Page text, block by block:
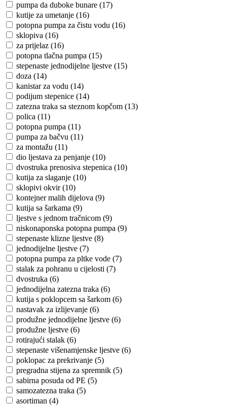
pumpa da duboke bunare (17)
kutije za umetanje (16)
potopna pumpa za čistu vodu (16)
sklopiva (16)
za prijelaz (16)
potopna tlačna pumpa (15)
stepenaste jednodijelne ljestve (15)
doza (14)
kanistar za vodu (14)
podijum stepenice (14)
zatezna traka sa steznom kopčom (13)
polica (11)
potopna pumpa (11)
pumpa za bačvu (11)
za montažu (11)
dio ljestava za penjanje (10)
dvostruka prenosiva stepenica (10)
kutija za slaganje (10)
sklopivi okvir (10)
kontejner malih dijelova (9)
kutija sa šarkama (9)
ljestve s jednom tračnicom (9)
niskonaponska potopna pumpa (9)
stepenaste klizne ljestve (8)
jednodijelne ljestve (7)
potopna pumpa za pltke vode (7)
stalak za pohranu u cijelosti (7)
dvostruka (6)
jednodijelna zatezna traka (6)
kutija s poklopcem sa šarkom (6)
nastavak za izlijevanje (6)
produžne jednodijelne ljestve (6)
produžne ljestve (6)
rotirajući stalak (6)
stepenaste višenamjenske ljestve (6)
poklopac za prekrivanje (5)
pregradna stijena za spremnik (5)
sabirna posuda od PE (5)
samozatezna traka (5)
asortiman (4)